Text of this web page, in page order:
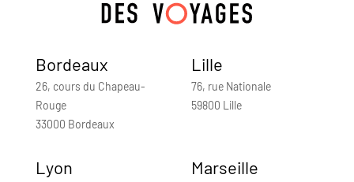
Bordeaux
26, cours du Chapeau-
Rouge
33000 Bordeaux
Lille
76, rue Nationale
59800 Lille
Lyon Marseille